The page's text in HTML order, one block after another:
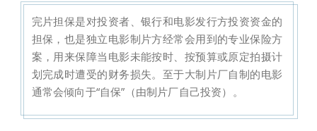
完片担保是对投资者、银行和电影发行方投资资金的
担保，也是独立电影制片方经常会用到的专业保险方
案，用来保障当电影未能按时、按预算或原定拍摄计
划完成时遭受的财务损失。至于大制片厂自制的电影
通常会倾向于“自保”（由制片厂自己投资）。